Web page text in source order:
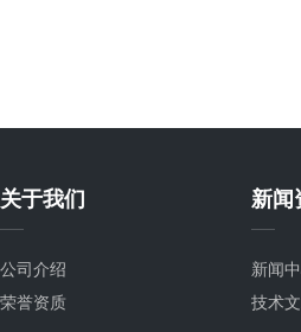
关于我们
公司介绍
荣誉资质
新闻
新闻
技术